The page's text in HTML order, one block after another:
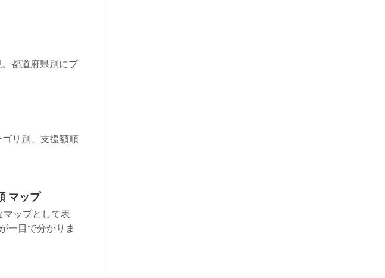
都道府県別にプ
リ別、支援額順
マップ
ップとして表
一目で分かりま